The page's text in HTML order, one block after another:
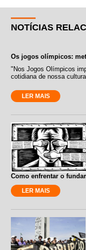
NOTÍCIAS
Os jogos olímpicos:
"Nos Jogos Olímpicos
cotidiana de nossa
LER MAIS
Como enfrentar o
LER MAIS